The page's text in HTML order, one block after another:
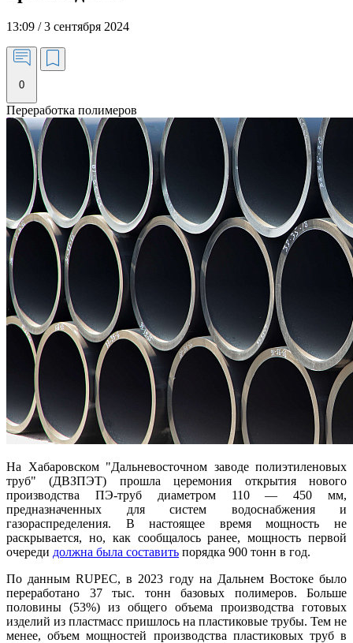
13:09 / 3 сентября 2024
0
На Хабаровском "Дальневосточном заводе полиэтиленовых
труб" (ДВЗПЭТ) прошла церемония открытия нового
производства ПЭ-труб диаметром 110 — 450 мм,
предназначенных для систем водоснабжения и
газораспределения. В настоящее время мощность не
раскрывается, но, как сообщалось ранее, мощность первой
очереди должна была составить порядка 900 тонн в год.
По данным RUPEC, в 2023 году на Дальнем Востоке было
переработано 37 тыс. тонн базовых полимеров. Больше
половины (53%) из общего объема производства готовых
изделий из пластмасс пришлось на пластиковые трубы. Тем не
менее, объем мощностей производства пластиковых труб в